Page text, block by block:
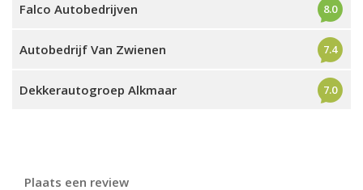
Falco Autobedrijven 8.0
Autobedrijf Van Zwienen 7.4
Dekkerautogroep Alkmaar 7.0
Plaats een review